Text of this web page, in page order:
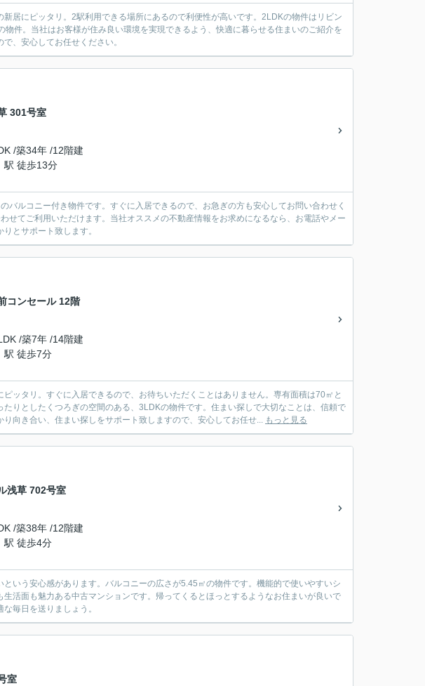
新居にピッタリ。2駅利用できる場所にあるので利便性が高いです。2LDKの物件はリビン
件。当社はお客様が住み良い環境を実現できるよう、快適に暮らせる住まいのご紹介を
、安心してお任せください。
301号室
/築34年 /12階建
駅 徒歩13分
バルコニー付き物件です。すぐに入居できるので、お急ぎの方も安心してお問い合わせく
せてご利用いただけます。当社オススメの不動産情報をお求めになるなら、お電話やメー
とサポート致します。
コンセール 12階
/築7年 /14階建
駅 徒歩7分
ッタリ。すぐに入居できるので、お待ちいただくことはありません。専有面積は70㎡と
りとしたくつろぎの空間のある、3LDKの物件です。住まい探しで大切なことは、信頼で
向き合い、住まい探しをサポート致しますので、安心してお任せ... もっと見る
浅草 702号室
/築38年 /12階建
駅 徒歩4分
いう安心感があります。バルコニーの広さが5.45㎡の物件です。機能的で使いやすいシ
活面も魅力ある中古マンションです。帰ってくるとほっとするようなお住まいが良いで
毎日を送りましょう。
室